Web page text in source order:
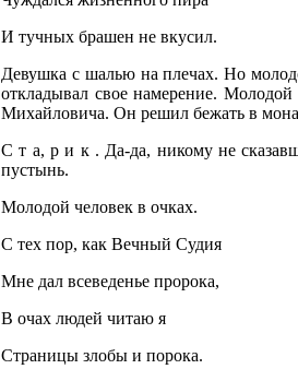
И тучных брашен не вкусил.
Девушка с шалью на плечах. Но
откладывал свое намерение.
Михайловича. Он решил бежать в
С т а, р и к . Да-да, никому не
пустынь.
Молодой человек в очках.
С тех пор, как Вечный Судия
Мне дал всеведенье пророка,
В очах людей читаю я
Страницы злобы и порока.